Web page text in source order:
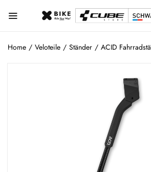
Home / Veloteile / Ständer / ACID